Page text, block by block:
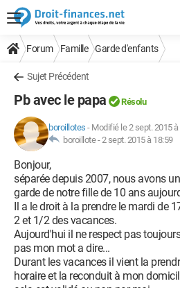
Forum Famille Garde d'enfants
Sujet Précédent
Pb avec le papa Résolu
boroillotes - Modifié le 2 sept. 2015 à
boroillote -2 sept. 2015 à 18:59
Bonjour,
séparée depuis 2007, nous avons
garde de notre fille de 10 ans
Il a le droit à la prendre le mardi de
2 et 1/2 des vacances.
Aujourd'hui il ne respect pas
pas mon mot a dire...
Durant les vacances il vient la
horaire et la reconduit à mon